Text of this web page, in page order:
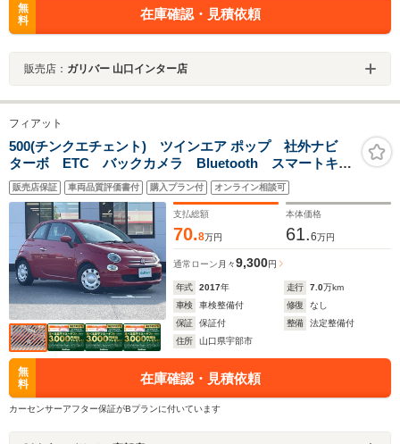
無
料
在庫確認・見積依頼
販売店： ガリバー 山口インター店
フィアット
500(チンクエチェント) ツインエア ポップ 社外ナビ
ターボ ETC バックカメラ Bluetooth スマートキ
ー スペアキー フルセグTV 純正フロアマット 純正
LEDヘッドライト PS PW ECOボタン 保証書 取
扱説明書
販売店保証 車両品質評価書付 購入プラン付 オンライン相談可
支払総額
70.8万円
本体価格
61.6万円
通常ローン 月々9,300円
年式 2017年 走行 7.0万km
車検
車検整備付 修復
なし
保証
保証付 整備
法定整備付
住所
山口県宇部市
無
料
在庫確認・見積依頼
カーセンサーアフター保証がBプランに付いています